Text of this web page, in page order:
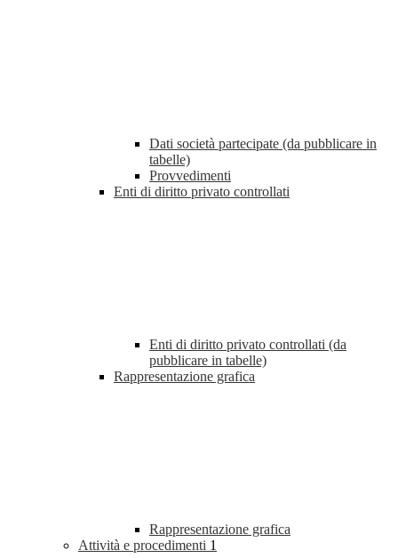
Dati società partecipate (da pubblicare in
tabelle)
Provvedimenti
Enti di diritto privato controllati
Enti di diritto privato controllati (da
pubblicare in tabelle)
Rappresentazione grafica
Rappresentazione grafica
Attività e procedimenti 1